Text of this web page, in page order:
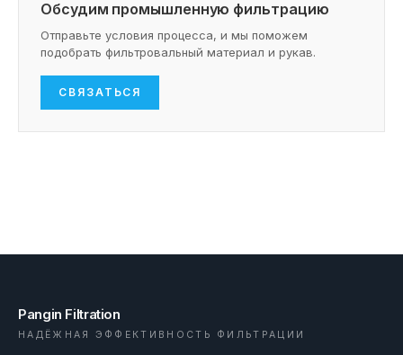
Обсудим промышленную фильтрацию
Отправьте условия процесса, и мы поможем
подобрать фильтровальный материал и рукав.
СВЯЗАТЬСЯ
Pangin Filtration
НАДЁЖНАЯ ЭФФЕКТИВНОСТЬ ФИЛЬТРАЦИИ